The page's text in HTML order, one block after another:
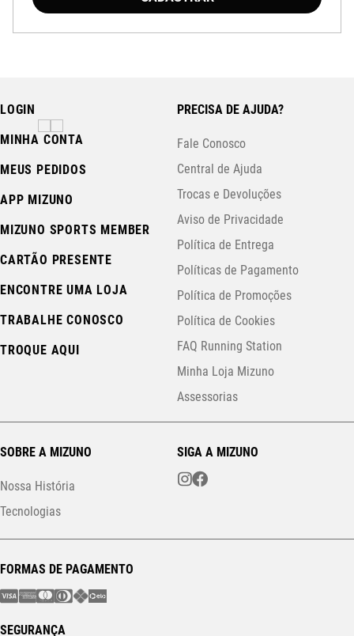
LOGIN
MINHA CONTA
MEUS PEDIDOS
APP MIZUNO
MIZUNO SPORTS MEMBER
CARTÃO PRESENTE
ENCONTRE UMA LOJA
TRABALHE CONOSCO
TROQUE AQUI
PRECISA DE AJUDA?
Fale Conosco
Central de Ajuda
Trocas e Devoluções
Aviso de Privacidade
Política de Entrega
Políticas de Pagamento
Política de Promoções
Política de Cookies
FAQ Running Station
Minha Loja Mizuno
Assessorias
SOBRE A MIZUNO
Nossa História
Tecnologias
SIGA A MIZUNO
FORMAS DE PAGAMENTO
SEGURANÇA